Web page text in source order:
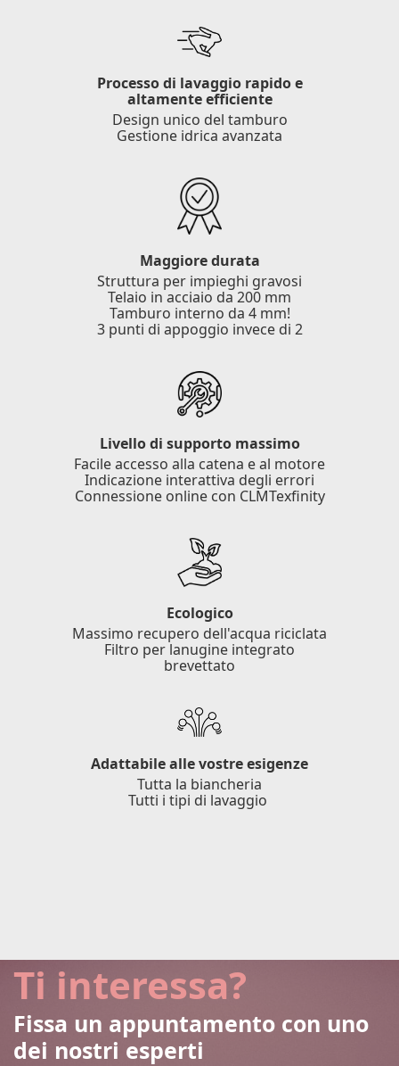
Processo di lavaggio rapido e
altamente efficiente
Design unico del tamburo
Gestione idrica avanzata
Maggiore durata
Struttura per impieghi gravosi
Telaio in acciaio da 200 mm
Tamburo interno da 4 mm!
3 punti di appoggio invece di 2
Livello di supporto massimo
Facile accesso alla catena e al motore
Indicazione interattiva degli errori
Connessione online con CLMTexfinity
Ecologico
Massimo recupero dell'acqua riciclata
Filtro per lanugine integrato
brevettato
Adattabile alle vostre esigenze
Tutta la biancheria
Tutti i tipi di lavaggio
Ti interessa?
Fissa un appuntamento con uno
dei nostri esperti